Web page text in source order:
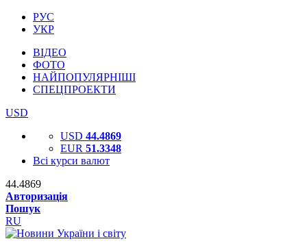
РУС
УКР
ВІДЕО
ФОТО
НАЙПОПУЛЯРНІШІ
СПЕЦПРОЕКТИ
USD
USD 44.4869
EUR 51.3348
Всі курси валют
44.4869
Авторизація
Пошук
RU